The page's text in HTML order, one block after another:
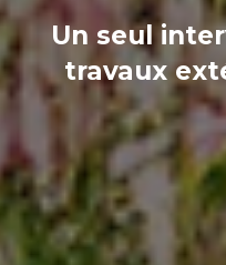
Un seul
travaux